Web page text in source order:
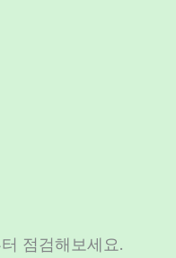
점검해보세요.